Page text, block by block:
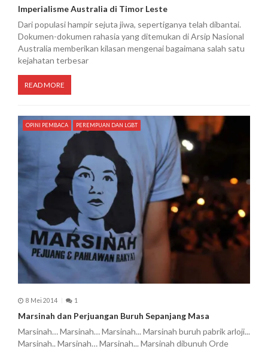
Imperialisme Australia di Timor Leste
Dari populasi hampir sejuta jiwa, sepertiganya telah dibantai.
Dokumen-dokumen rahasia yang ditemukan di Arsip Nasional
Australia memberikan kilasan mengenai bagaimana salah satu
kejahatan terbesar
READ MORE
OPINI PEMBACA PEREMPUAN DAN LGBT
8 Mei 2014 1
Marsinah dan Perjuangan Buruh Sepanjang Masa
Marsinah… Marsinah… Marsinah... Marsinah buruh pabrik arloji...
Marsinah.. Marsinah… Marsinah... Marsinah dibunuh Orde